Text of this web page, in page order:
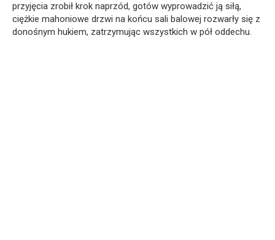
przyjęcia zrobił krok naprzód, gotów wyprowadzić ją siłą,
ciężkie mahoniowe drzwi na końcu sali balowej rozwarły się z
donośnym hukiem, zatrzymując wszystkich w pół oddechu.